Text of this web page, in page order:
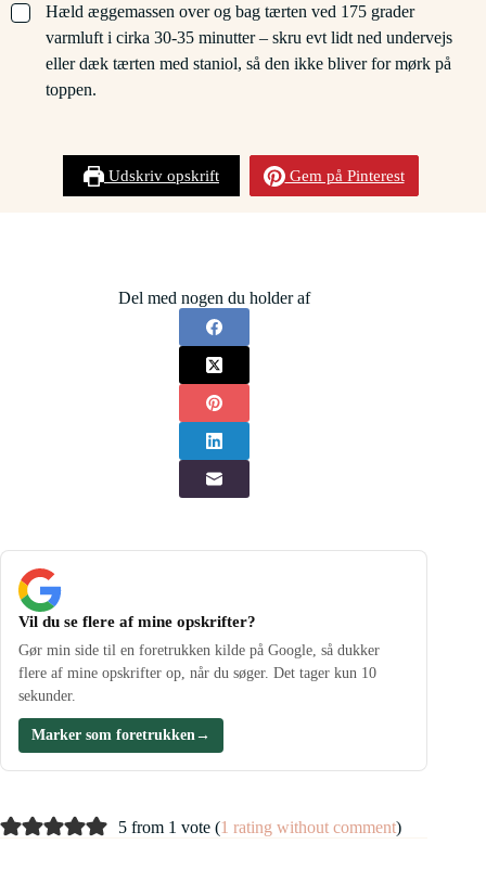
▢
Hæld æggemassen over og bag tærten ved 175 grader
varmluft i cirka 30-35 minutter – skru evt lidt ned undervejs
eller dæk tærten med staniol, så den ikke bliver for mørk på
toppen.
Udskriv opskrift Gem på Pinterest
Del med nogen du holder af
Vil du se flere af mine opskrifter?
Gør min side til en foretrukken kilde på Google, så dukker
flere af mine opskrifter op, når du søger. Det tager kun 10
sekunder.
Marker som foretrukken→
5 from 1 vote (1 rating without comment)